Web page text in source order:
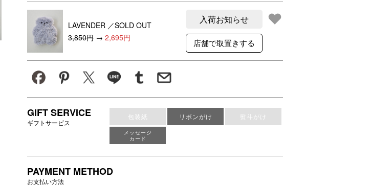
LAVENDER ／SOLD OUT
3,850円 → 2,695円
入荷お知らせ
GIFT SERVICE
ギフトサービス
包装紙 リボンがけ 熨斗がけ
メッセージ
カード
PAYMENT METHOD
お支払い方法